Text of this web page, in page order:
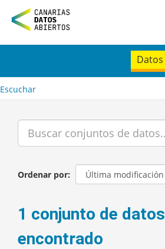
n
t
Datos
Escuchar
Ordenar por
1 conjunto de datos
encontrado